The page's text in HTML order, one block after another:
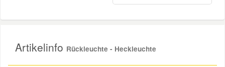
Artikelinfo Rückleuchte - Heckleuchte